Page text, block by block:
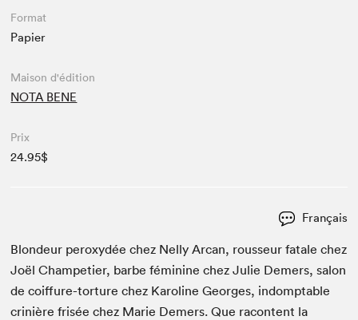
Format
Papier
Maison d'édition
NOTA BENE
Prix
24.95$
Français
Blondeur per­ox­y­dée chez Nel­ly Arcan, rousseur fatale chez
Joël Cham­peti­er, barbe fémi­nine chez Julie Demers, salon
de coif­fure-tor­ture chez Karo­line Georges, indompt­able
crinière frisée chez Marie Demers. Que racon­tent la